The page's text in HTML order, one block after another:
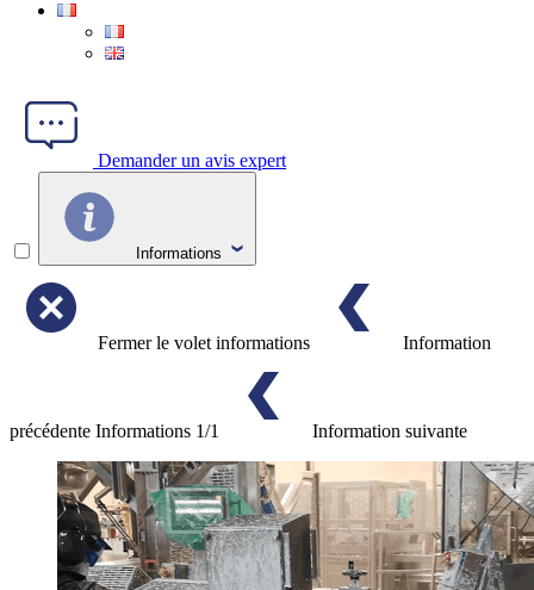
Demander un avis expert
Informations
Fermer le volet informations Information
précédente Informations 1/1 Information suivante